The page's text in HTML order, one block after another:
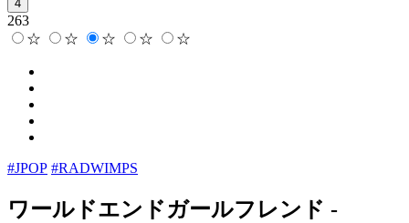
4
263
☆
☆ ☆ ☆ ☆
#JPOP #RADWIMPS
ワールドエンドガールフレンド -